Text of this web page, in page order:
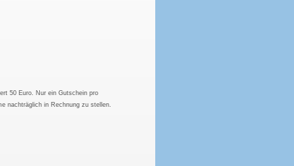
50 Euro. Nur ein Gutschein pro
nachträglich in Rechnung zu stellen.